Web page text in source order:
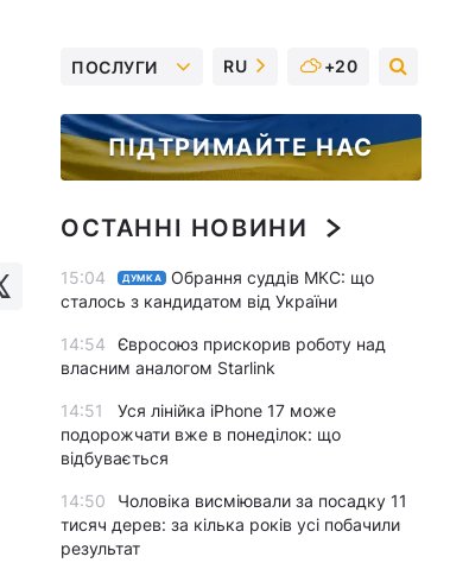
ПОСЛУГИ RU +20
ПІДТРИМАЙТЕ НАС
ОСТАННІ НОВИНИ
15:04 ДУМКА
Обрання суддів МКС: що
сталось з кандидатом від України
14:54
Євросоюз прискорив роботу над
власним аналогом Starlink
14:51
Уся лінійка iPhone 17 може
подорожчати вже в понеділок: що
відбувається
14:50
Чоловіка висміювали за посадку 11
тисяч дерев: за кілька років усі побачили
результат